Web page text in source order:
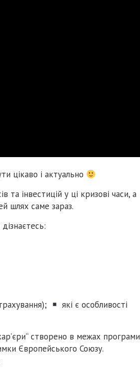
цікаво і актуально
інвестицій у ці кризові часи, а
шлях саме зараз.
які є особливості
створено в межах програми
Європейського Союзу.